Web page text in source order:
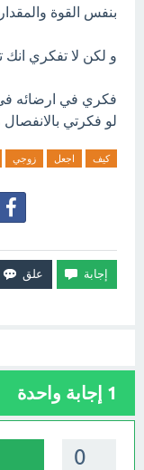
بنفس القوة
و لكن لا تفكري انك
فكري في ارضائه
لو فكرتي
كيف اجعل زوجي
1 إجابة واحدة
0